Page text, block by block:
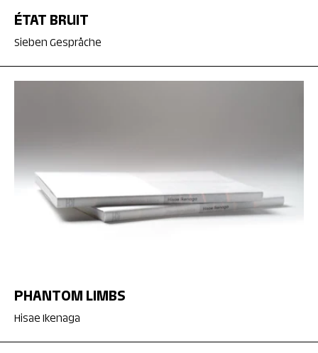
ÉTAT BRUIT
Sieben Gespräche
PHANTOM LIMBS
Hisae Ikenaga